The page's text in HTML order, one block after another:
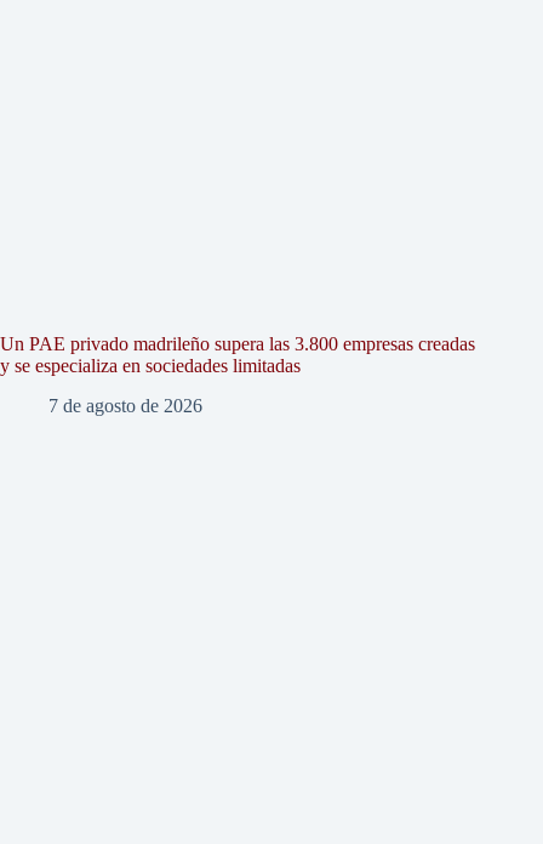
Un PAE privado madrileño supera las 3.800 empresas creadas
y se especializa en sociedades limitadas
7 de agosto de 2026